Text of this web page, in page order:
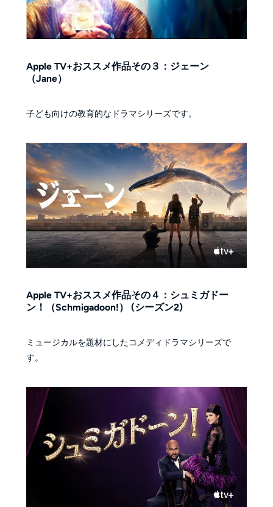
Apple TV+おススメ作品その３：ジェーン
（Jane）
子ども向けの教育的なドラマシリーズです。
Apple TV+おススメ作品その４：シュミガドー
ン！（Schmigadoon!） (シーズン2)
ミュージカルを題材にしたコメディドラマシリーズで
す。